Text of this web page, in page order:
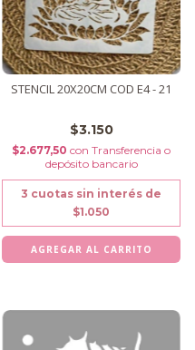
STENCIL 20X20CM COD E4 - 21
$3.150
$2.677,50 con Transferencia o
depósito bancario
3 cuotas sin interés de
$1.050